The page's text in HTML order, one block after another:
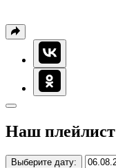
Наш плейлист
Выберите дату: